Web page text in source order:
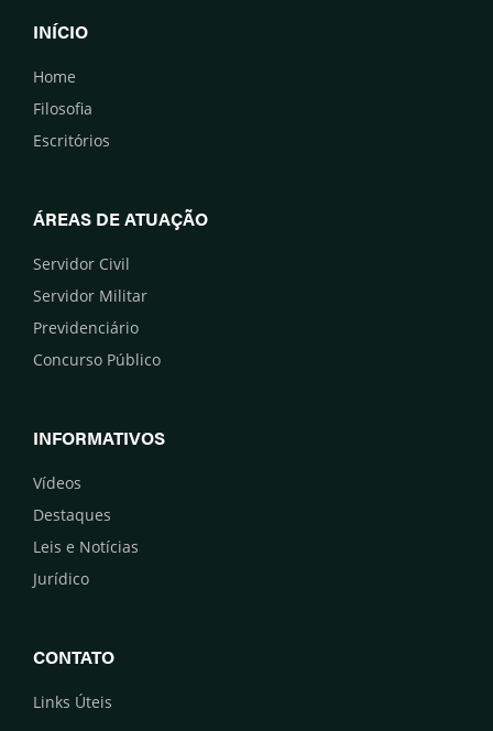
INÍCIO
Home
Filosofia
Escritórios
ÁREAS DE ATUAÇÃO
Servidor Civil
Servidor Militar
Previdenciário
Concurso Público
INFORMATIVOS
Vídeos
Destaques
Leis e Notícias
Jurídico
CONTATO
Links Úteis